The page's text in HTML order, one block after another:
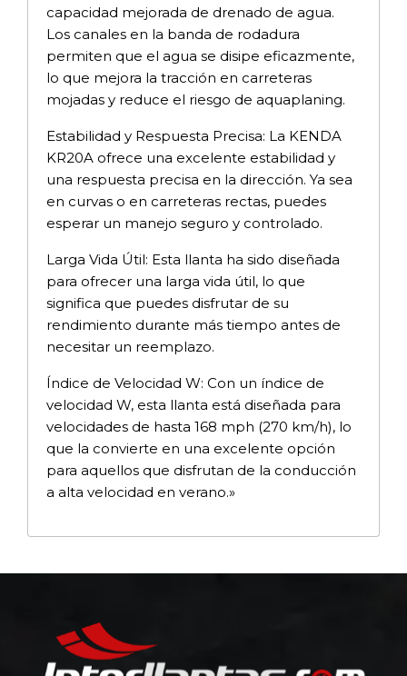
capacidad mejorada de drenado de agua.
Los canales en la banda de rodadura
permiten que el agua se disipe eficazmente,
lo que mejora la tracción en carreteras
mojadas y reduce el riesgo de aquaplaning.
Estabilidad y Respuesta Precisa: La KENDA
KR20A ofrece una excelente estabilidad y
una respuesta precisa en la dirección. Ya sea
en curvas o en carreteras rectas, puedes
esperar un manejo seguro y controlado.
Larga Vida Útil: Esta llanta ha sido diseñada
para ofrecer una larga vida útil, lo que
significa que puedes disfrutar de su
rendimiento durante más tiempo antes de
necesitar un reemplazo.
Índice de Velocidad W: Con un índice de
velocidad W, esta llanta está diseñada para
velocidades de hasta 168 mph (270 km/h), lo
que la convierte en una excelente opción
para aquellos que disfrutan de la conducción
a alta velocidad en verano.»